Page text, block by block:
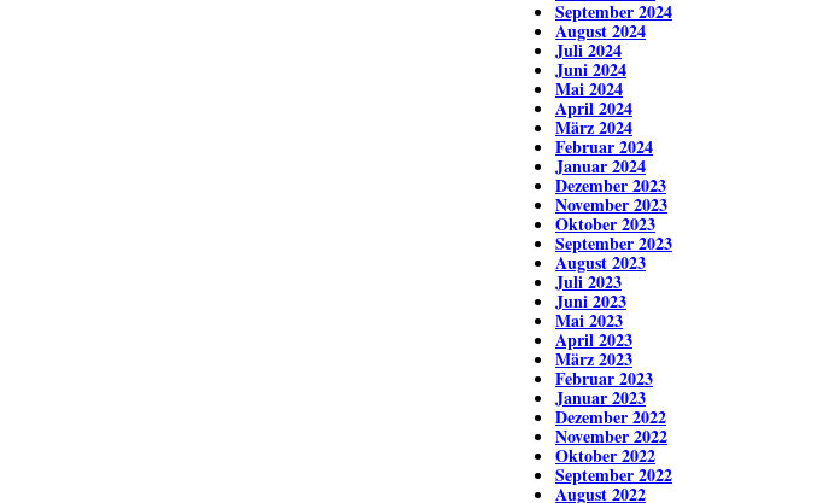
September 2024
August 2024
Juli 2024
Juni 2024
Mai 2024
April 2024
März 2024
Februar 2024
Januar 2024
Dezember 2023
November 2023
Oktober 2023
September 2023
August 2023
Juli 2023
Juni 2023
Mai 2023
April 2023
März 2023
Februar 2023
Januar 2023
Dezember 2022
November 2022
Oktober 2022
September 2022
August 2022